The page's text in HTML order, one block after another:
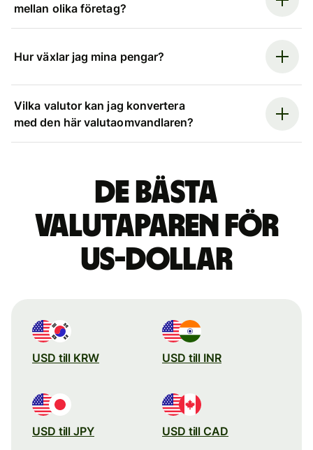
mellan olika företag?
Hur växlar jag mina pengar?
Vilka valutor kan jag konvertera
med den här valutaomvandlaren?
De bästa
valutaparen för
US-dollar
USD till KRW USD till INR
USD till JPY USD till CAD